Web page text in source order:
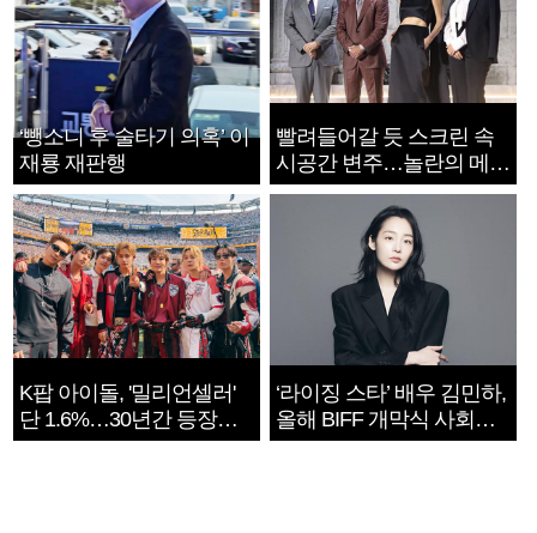
‘뺑소니 후 술타기 의혹’ 이
재룡 재판행
빨려들어갈 듯 스크린 속
시공간 변주…놀란의 메시
지는 ‘전쟁 속죄’
K팝 아이돌, '밀리언셀러'
단 1.6%…30년간 등장
1182개팀 전수조사
‘라이징 스타’ 배우 김민하,
올해 BIFF 개막식 사회자
확정